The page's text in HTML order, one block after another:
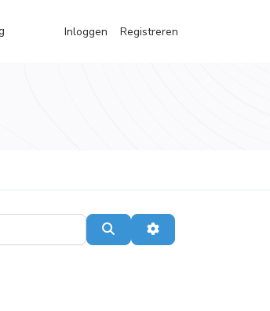
Inloggen Registreren
Search Advanced Filters